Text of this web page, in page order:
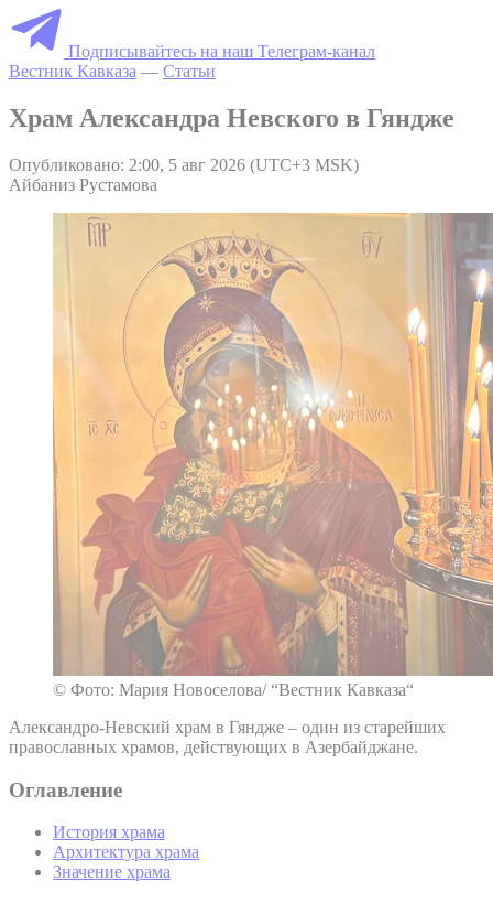
Подписывайтесь на наш Телеграм-канал
Вестник Кавказа — Статьи
Храм Александра Невского в Гяндже
Опубликовано: 2:00, 5 авг 2026 (UTC+3 MSK)
Айбаниз Рустамова
© Фото: Мария Новоселова/ “Вестник Кавказа“
Александро-Невский храм в Гяндже – один из старейших
православных храмов, действующих в Азербайджане.
Оглавление
История храма
Архитектура храма
Значение храма